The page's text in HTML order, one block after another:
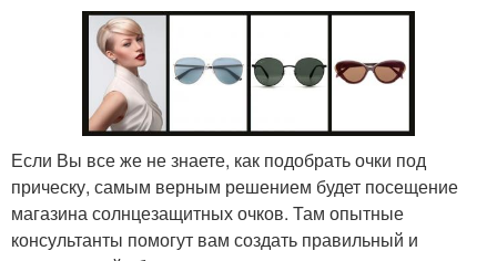
Если Вы все же не знаете, как подобрать очки под
прическу, самым верным решением будет посещение
магазина солнцезащитных очков. Там опытные
консультанты помогут вам создать правильный и